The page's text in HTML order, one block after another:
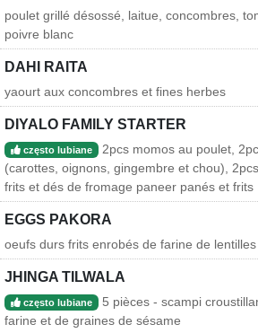
poulet grillé désossé, laitue, concombres,
poivre blanc
DAHI RAITA
yaourt aux concombres et fines herbes
DIYALO FAMILY STARTER
często lubiane
2pcs momos au poulet,
(carottes, oignons, gingembre et chou),
frits et dés de fromage paneer panés et frits
EGGS PAKORA
oeufs durs frits enrobés de farine de lentilles
JHINGA TILWALA
często lubiane
5 pièces - scampi
farine et de graines de sésame